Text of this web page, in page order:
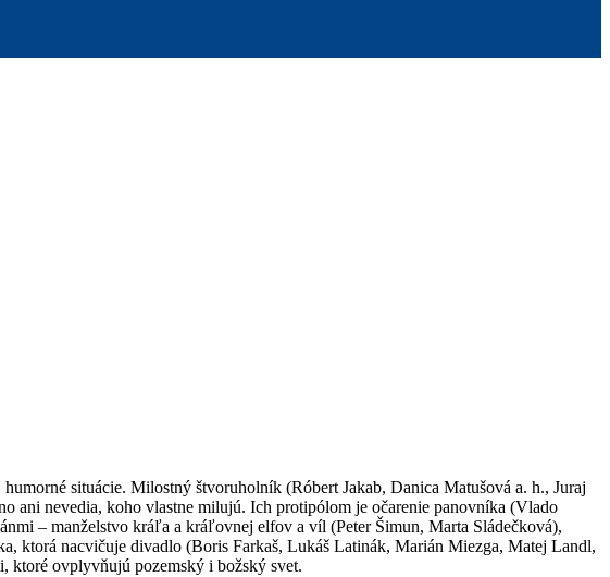
situácie. Milostný štvoruholník (Róbert Jakab, Danica Matušová a. h., Juraj
ani nevedia, koho vlastne milujú. Ich protipólom je očarenie panovníka (Vlado
– manželstvo kráľa a kráľovnej elfov a víl (Peter Šimun, Marta Sládečková),
ktorá nacvičuje divadlo (Boris Farkaš, Lukáš Latinák, Marián Miezga, Matej Landl,
ktoré ovplyvňujú pozemský i božský svet.